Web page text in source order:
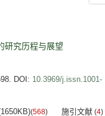
研究历程与展望
DOI: 10.3969/j.issn.1001-
(568) 施引文献 (4)